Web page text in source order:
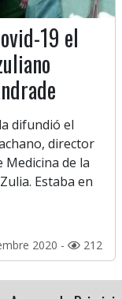
19 el
difundió el
director
Medicina de la
Estaba en
2020 - 212